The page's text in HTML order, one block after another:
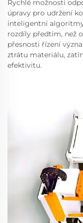
Rychlé možnosti
úpravy pro udržení
inteligentní
rozdíly předtím, než
přesnosti řízení
ztrátu materiálu,
efektivitu.